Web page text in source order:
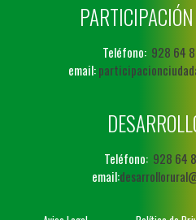
Teléfono: 928 64
email:
Teléfono:928 64
email: